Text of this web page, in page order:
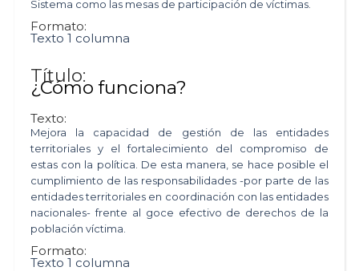
Sistema como las mesas de participación de víctimas.
Formato:
Texto 1 columna
Título:
¿Cómo funciona?
Texto:
Mejora la capacidad de gestión de las entidades
territoriales y el fortalecimiento del compromiso de
estas con la política. De esta manera, se hace posible el
cumplimiento de las responsabilidades -por parte de las
entidades territoriales en coordinación con las entidades
nacionales- frente al goce efectivo de derechos de la
población víctima.
Formato:
Texto 1 columna